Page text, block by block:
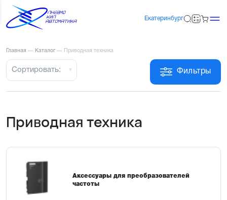
Екатеринбург
Главная — Каталог — Приводная техника
Фильтры
Сортировать:
Приводная техника
Аксессуары для преобразователей
частоты